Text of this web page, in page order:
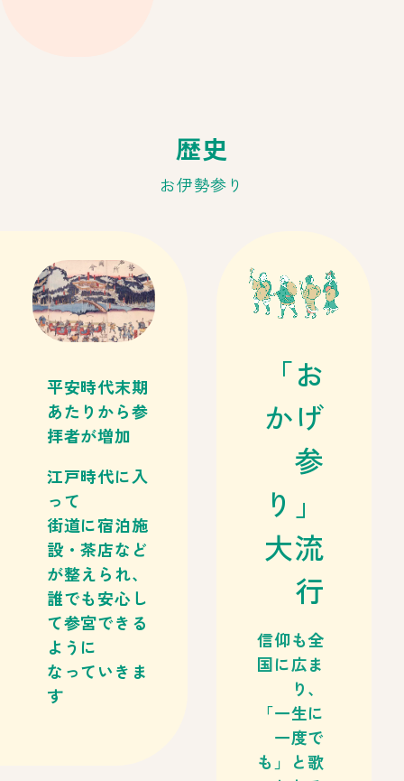
歴史
お伊勢参り
平安時代末期
あたりから参
拝者が増加
江戸時代に入
って
街道に宿泊施
設・茶店など
が整えられ、
誰でも安心し
て参宮できる
ように
なっていきま
す
「お
かげ
参
り」
大流
行
信仰も全
国に広ま
り、
「一生に
一度で
も」と歌